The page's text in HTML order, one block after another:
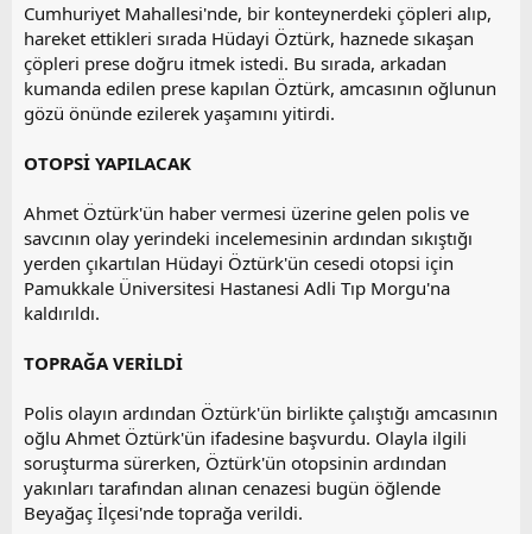
Cumhuriyet Mahallesi'nde, bir konteynerdeki çöpleri alıp,
hareket ettikleri sırada Hüdayi Öztürk, haznede sıkaşan
çöpleri prese doğru itmek istedi. Bu sırada, arkadan
kumanda edilen prese kapılan Öztürk, amcasının oğlunun
gözü önünde ezilerek yaşamını yitirdi.
OTOPSİ YAPILACAK
Ahmet Öztürk'ün haber vermesi üzerine gelen polis ve
savcının olay yerindeki incelemesinin ardından sıkıştığı
yerden çıkartılan Hüdayi Öztürk'ün cesedi otopsi için
Pamukkale Üniversitesi Hastanesi Adli Tıp Morgu'na
kaldırıldı.
TOPRAĞA VERİLDİ
Polis olayın ardından Öztürk'ün birlikte çalıştığı amcasının
oğlu Ahmet Öztürk'ün ifadesine başvurdu. Olayla ilgili
soruşturma sürerken, Öztürk'ün otopsinin ardından
yakınları tarafından alınan cenazesi bugün öğlende
Beyağaç İlçesi'nde toprağa verildi.